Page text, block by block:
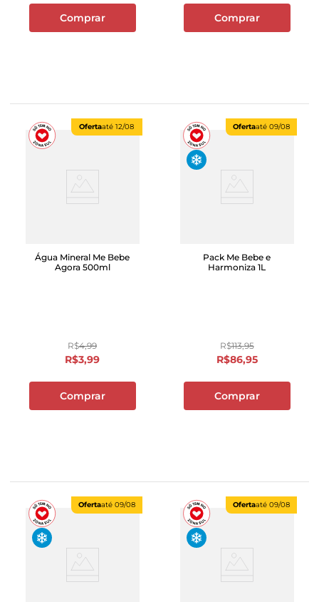
Comprar Comprar
Ofertaaté 12/08
Água Mineral Me Bebe
Agora 500ml
R$4,99
R$3,99
Comprar
Ofertaaté 09/08
Pack Me Bebe e
Harmoniza 1L
R$113,95
R$86,95
Comprar
Ofertaaté 09/08 Ofertaaté 09/08